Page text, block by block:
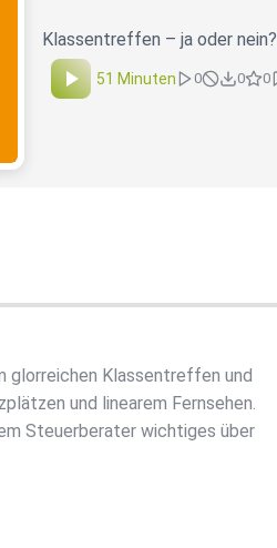
Klassentreffen – ja oder nein?
51 Minuten 0 0 0
glorreichen Klassentreffen und
und linearem Fernsehen.
Steuerberater wichtiges über